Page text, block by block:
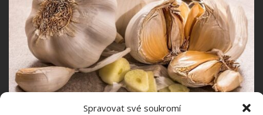
Spravovat své soukromí